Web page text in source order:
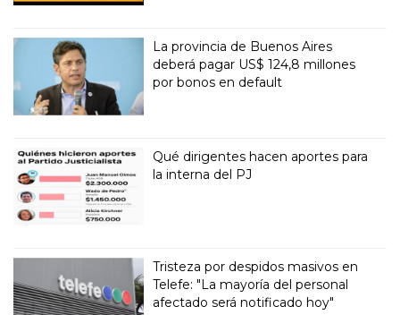
La provincia de Buenos Aires
deberá pagar US$ 124,8 millones
por bonos en default
Qué dirigentes hacen aportes para
la interna del PJ
Tristeza por despidos masivos en
Telefe: "La mayoría del personal
afectado será notificado hoy"